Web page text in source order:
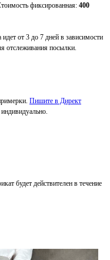
фиксированная: 400
от 3 до 7 дней в зависимости
отслеживания посылки.
Пишите в Директ
будет действителен в течение